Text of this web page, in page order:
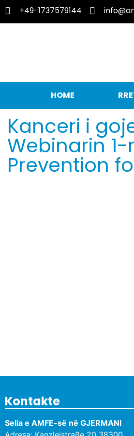
+49-1737579144
HOME
Kanceri i
Webinarin
Prevention
Kontakte
Selia e AMFE-së në GJERMANI